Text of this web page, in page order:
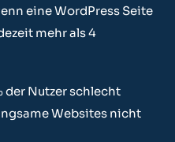
eine WordPress Seite
mehr als 4
der Nutzer schlecht
Websites nicht